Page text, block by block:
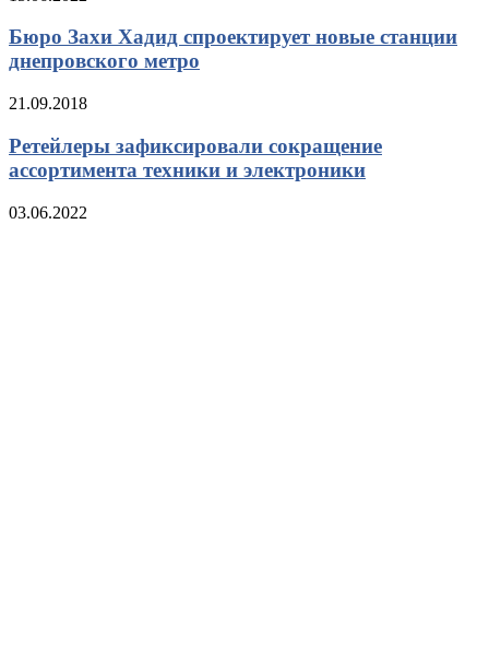
Бюро Захи Хадид спроектирует новые станции
днепровского метро
21.09.2018
Ретейлеры зафиксировали сокращение
ассортимента техники и электроники
03.06.2022